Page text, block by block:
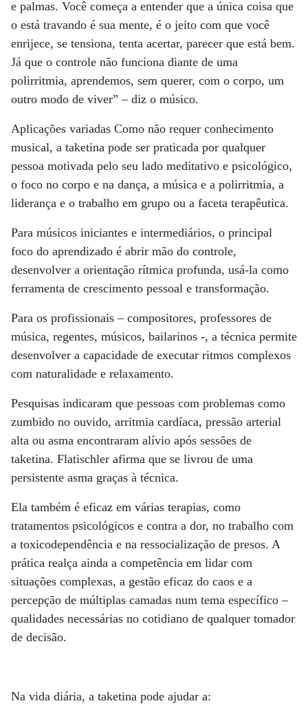
e palmas. Você começa a entender que a única coisa que
o está travando é sua mente, é o jeito com que você
enrijece, se tensiona, tenta acertar, parecer que está bem.
Já que o controle não funciona diante de uma
polirritmia, aprendemos, sem querer, com o corpo, um
outro modo de viver” – diz o músico.
Aplicações variadas Como não requer conhecimento
musical, a taketina pode ser praticada por qualquer
pessoa motivada pelo seu lado meditativo e psicológico,
o foco no corpo e na dança, a música e a polirritmia, a
liderança e o trabalho em grupo ou a faceta terapêutica.
Para músicos iniciantes e intermediários, o principal
foco do aprendizado é abrir mão do controle,
desenvolver a orientação rítmica profunda, usá-la como
ferramenta de crescimento pessoal e transformação.
Para os profissionais – compositores, professores de
música, regentes, músicos, bailarinos -, a técnica permite
desenvolver a capacidade de executar ritmos complexos
com naturalidade e relaxamento.
Pesquisas indicaram que pessoas com problemas como
zumbido no ouvido, arritmia cardíaca, pressão arterial
alta ou asma encontraram alívio após sessões de
taketina. Flatischler afirma que se livrou de uma
persistente asma graças à técnica.
Ela também é eficaz em várias terapias, como
tratamentos psicológicos e contra a dor, no trabalho com
a toxicodependência e na ressocialização de presos. A
prática realça ainda a competência em lidar com
situações complexas, a gestão eficaz do caos e a
percepção de múltiplas camadas num tema específico –
qualidades necessárias no cotidiano de qualquer tomador
de decisão.
Na vida diária, a taketina pode ajudar a: